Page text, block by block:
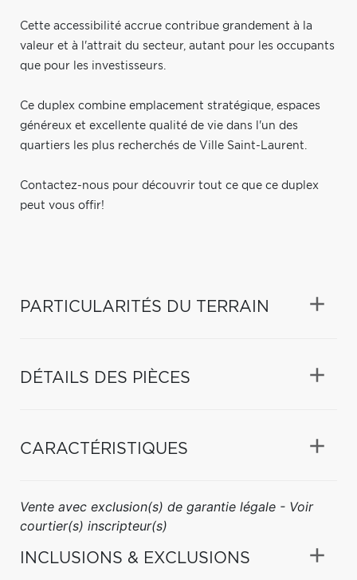
Cette accessibilité accrue contribue grandement à la
valeur et à l'attrait du secteur, autant pour les occupants
que pour les investisseurs.
Ce duplex combine emplacement stratégique, espaces
généreux et excellente qualité de vie dans l'un des
quartiers les plus recherchés de Ville Saint-Laurent.
Contactez-nous pour découvrir tout ce que ce duplex
peut vous offir!
PARTICULARITÉS DU TERRAIN
DÉTAILS DES PIÈCES
CARACTÉRISTIQUES
Vente avec exclusion(s) de garantie légale - Voir
courtier(s) inscripteur(s)
INCLUSIONS & EXCLUSIONS